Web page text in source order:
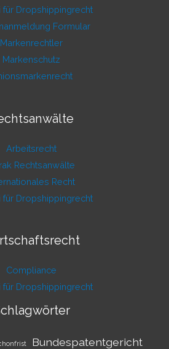
für Dropshippingrecht
Formular
Markenrechtler
Markenschutz
Arbeitsrecht
Rechtsanwälte
Recht
für Dropshippingrecht
Compliance
für Dropshippingrecht
Bundespatentgericht